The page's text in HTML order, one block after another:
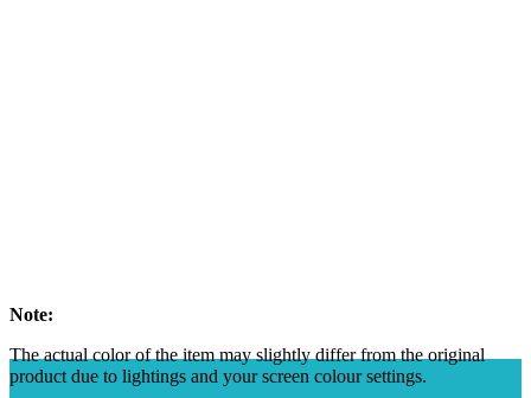
Note:
The actual color of the item may slightly differ from the original
product due to lightings and your screen colour settings.